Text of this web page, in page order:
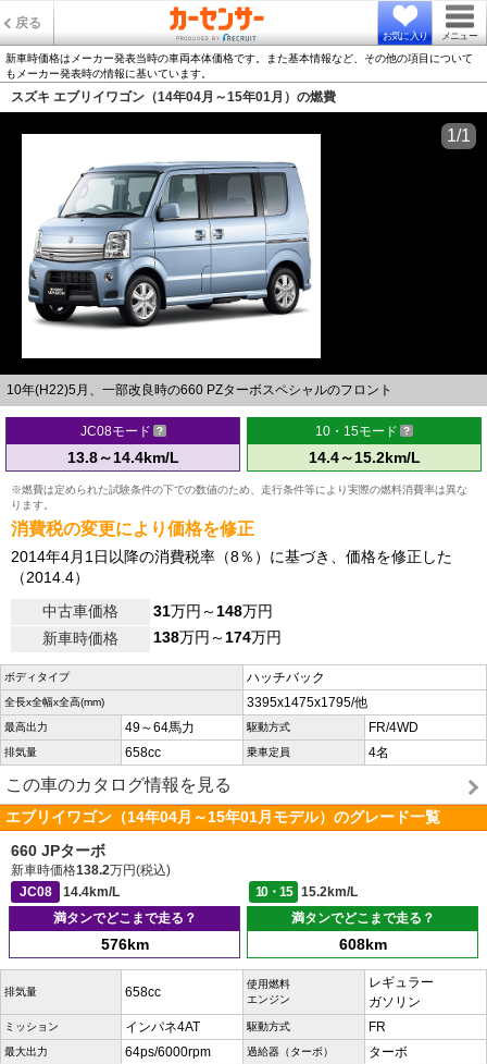
戻る
お気に入り メニュー
新車時価格はメーカー発表当時の車両本体価格です。また基本情報など、その他の項目について
もメーカー発表時の情報に基いています。
スズキ エブリイワゴン（14年04月～15年01月）の燃費
10年(H22)5月、一部改良時の660 PZターボスペシャルのフロント
1/1
JC08モード
13.8～14.4km/L
10・15モード
14.4～15.2km/L
※燃費は定められた試験条件の下での数値のため、走行条件等により実際の燃料消費率は異な
ります。
消費税の変更により価格を修正
2014年4月1日以降の消費税率（8％）に基づき、価格を修正した
（2014.4）
中古車価格
31万円～148万円
新車時価格
138万円～174万円
ボディタイプ ハッチバック
全長x全幅x全高(mm) 3395x1475x1795/他
最高出力 49～64馬力 駆動方式 FR/4WD
排気量 658cc 乗車定員 4名
この車のカタログ情報を見る
エブリイワゴン（14年04月～15年01月モデル）のグレード一覧
660 JPターボ
新車時価格138.2万円(税込)
JC08
14.4km/L 10・15
15.2km/L
満タンでどこまで走る？
576km
満タンでどこまで走る？
608km
排気量 658cc
使用燃料
エンジン
レギュラー
ガソリン
ミッション インパネ4AT 駆動方式 FR
最大出力 64ps/6000rpm 過給器（ターボ） ターボ